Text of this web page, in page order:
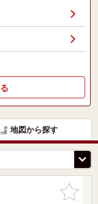
地図から探す
お気に入
りに追加